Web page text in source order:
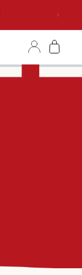
ConnexionPanier